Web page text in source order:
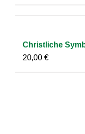
Christliche
20,00 €